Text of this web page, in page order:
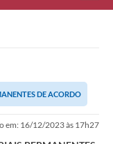
DE ACORDO
em: 16/12/2023 às 17h27